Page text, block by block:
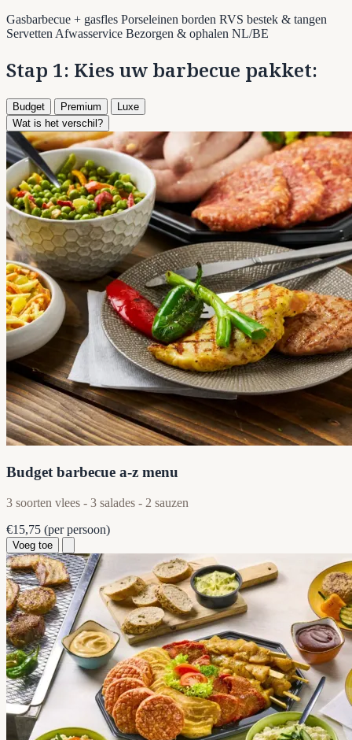
Gasbarbecue + gasfles Porseleinen borden RVS bestek & tangen
ServettenAfwasservice Bezorgen & ophalen NL/BE
Stap 1: Kies uw barbecue pakket:
Budget Premium
Luxe
Wat is het verschil?
Budget barbecue a-z menu
3 soorten vlees - 3 salades - 2 sauzen
€15,75 (per persoon)
Voeg toe